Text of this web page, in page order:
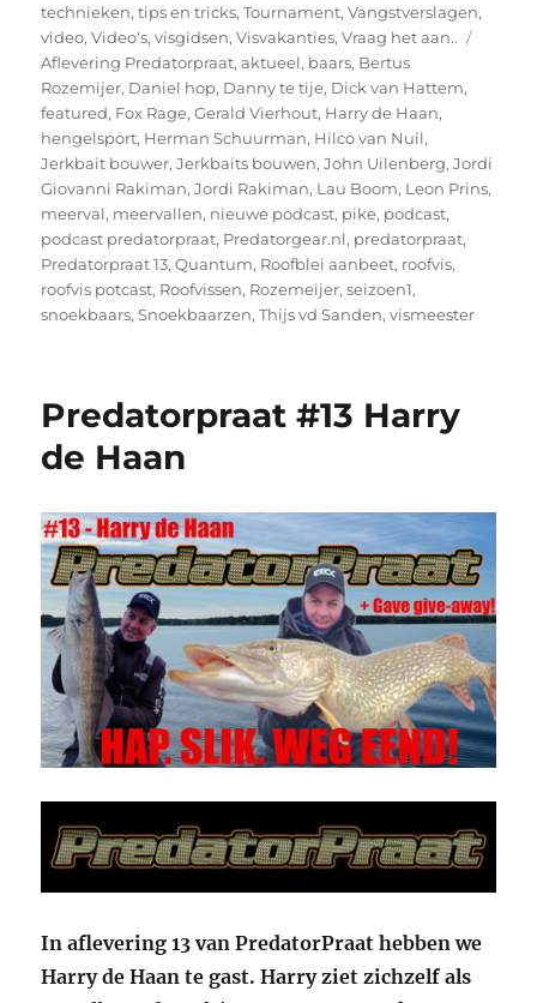
technieken,tips en tricks,Tournament,Vangstverslagen,
video,Video's,visgidsen,Visvakanties,Vraag het aan..
Aflevering Predatorpraat,aktueel, baars, Bertus
Rozemijer, Daniel hop, Danny te tije, Dick van Hattem,
featured, Fox Rage,Gerald Vierhout, Harry de Haan,
hengelsport, Herman Schuurman, Hilco van Nuil,
Jerkbait bouwer,Jerkbaits bouwen,John Uilenberg,Jordi
Giovanni Rakiman,Jordi Rakiman, Lau Boom, Leon Prins,
meerval, meervallen, nieuwe podcast, pike, podcast,
podcast predatorpraat, Predatorgear.nl, predatorpraat,
Predatorpraat 13,Quantum, Roofblei aanbeet, roofvis,
roofvis potcast, Roofvissen, Rozemeijer,seizoen1,
snoekbaars,Snoekbaarzen,Thijs vd Sanden,vismeester
Predatorpraat #13 Harry
de Haan
In aflevering 13 van PredatorPraat hebben we
Harry de Haan te gast. Harry ziet zichzelf als